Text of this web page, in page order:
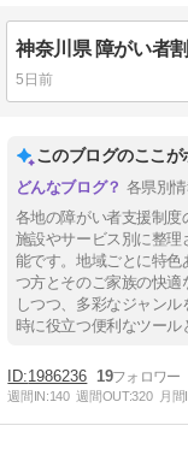
神奈川県 障がい者
5日前
このブログのここが
各県別
各地の障がい者支援制
施設やサービス別に整
能です。地域ごとに特
つ方とそのご家族の快適
しつつ、多彩なジャン
時に役立つ便利なツール
1986236 19
週間IN:140 週間OUT:320 月間